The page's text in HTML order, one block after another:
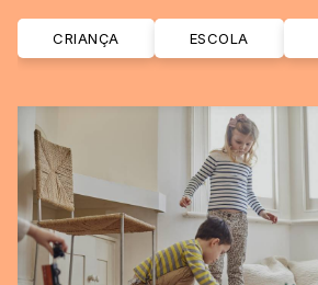
CRIANÇA ESCOLA